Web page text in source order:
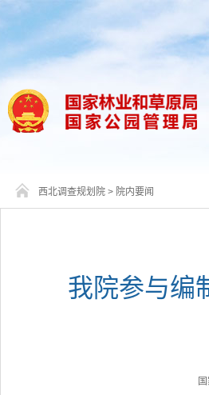
西北调查规划院 > 院内要闻
我院参与编